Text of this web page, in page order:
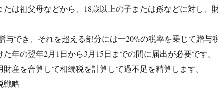
たは祖父母などから、18歳以上の子または孫などに対し、
与でき、それを超える部分には一20%の税率を乗じて贈与
年の翌年2月1日から3月15日までの間に届出が必要です。
産を合算して相続税を計算して過不足を精算します。
戦略――